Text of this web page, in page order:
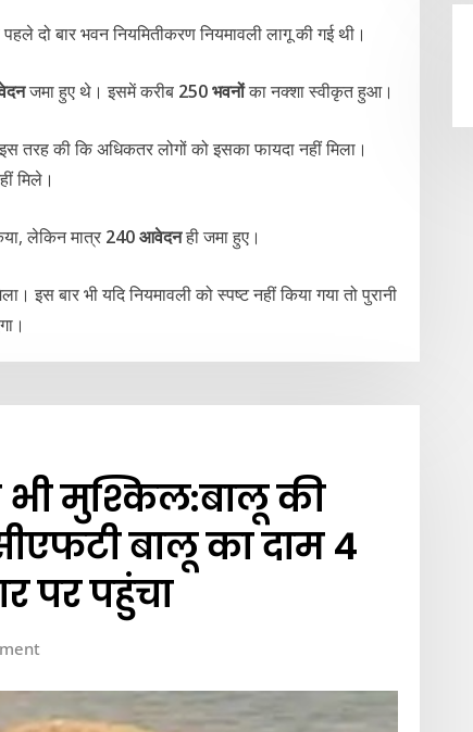
दो बार भवन नियमितीकरण नियमावली लागू की गई थी।
जमा हुए थे। इसमें करीब 250 भवनोंका नक्शा स्वीकृत हुआ।
तरह की कि अधिकतर लोगों को इसका फायदा नहीं मिला।
मिले।
लेकिन मात्र 240 आवेदनही जमा हुए।
इस बार भी यदि नियमावली को स्पष्ट नहीं किया गया तो पुरानी
मुश्किल:बालू की
बालू का दाम 4
पर पहुंचा